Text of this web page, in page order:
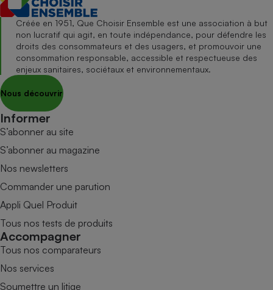
Créée en 1951, Que Choisir Ensemble est une association à but
non lucratif qui agit, en toute indépendance, pour défendre les
droits des consommateurs et des usagers, et promouvoir une
consommation responsable, accessible et respectueuse des
enjeux sanitaires, sociétaux et environnementaux.
Nous découvrir
Informer
S’abonner au site
S’abonner au magazine
Nos newsletters
Commander une parution
Appli Quel Produit
Tous nos tests de produits
Accompagner
Tous nos comparateurs
Nos services
Soumettre un litige